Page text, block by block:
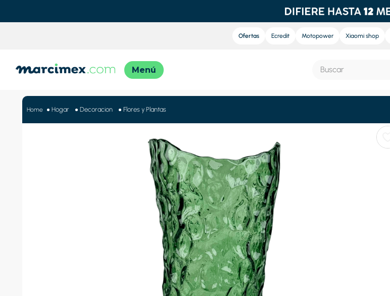
Ofertas Ecredit Motopower Xiaomi shop
Hogar Decoracion Flores y Plantas
2.
moto
4.
england sound
5.
lavadora
6.
england sound pro
7.
refrigeradora
8.
celulares
9.
cocina
10 . congelador